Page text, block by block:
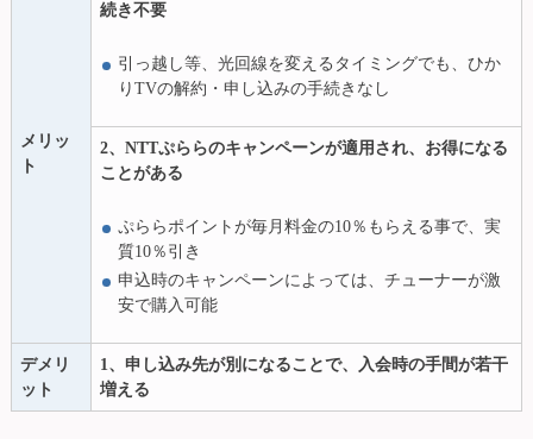
メリッ
ト
続き不要
引っ越し等、光回線を変えるタイミングでも、ひか
りTVの解約・申し込みの手続きなし
2、NTTぷららのキャンペーンが適用され、お得になる
ことがある
ぷららポイントが毎月料金の10％もらえる事で、実
質10％引き
申込時のキャンペーンによっては、チューナーが激
安で購入可能
デメリ
ット
1、申し込み先が別になることで、入会時の手間が若干
増える